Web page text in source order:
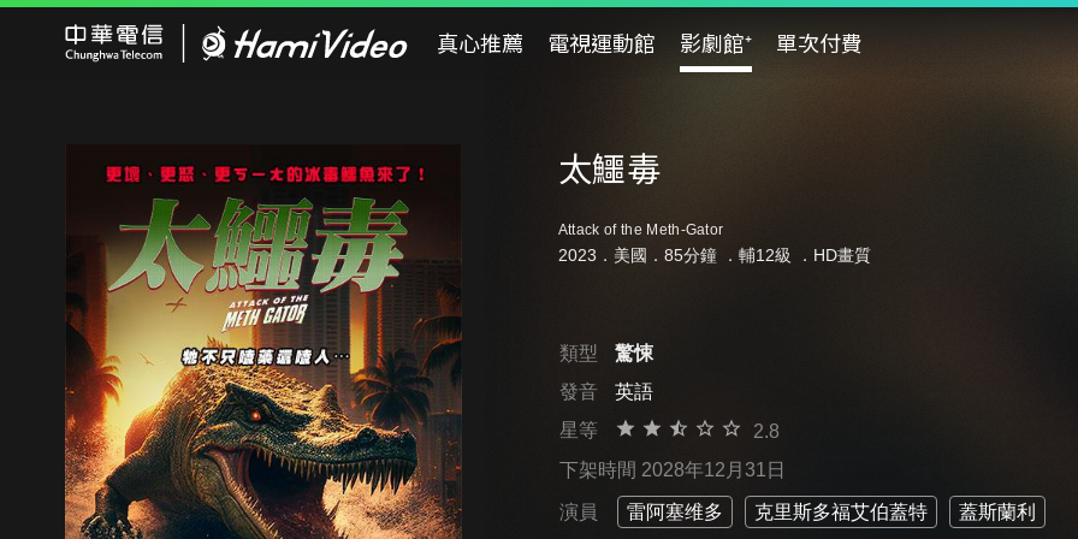
真心推薦 電視運動館 影劇館⁺ 單次付費
太鱷毒
Attack of the Meth-Gator
2023．美國．85分鐘 ． 輔12級 ．HD畫質
類型
驚悚
發音
英語
星等
2.8
下架時間 2028年12月31日
演員 雷阿塞维多 克里斯多福艾伯蓋特 蓋斯蘭利